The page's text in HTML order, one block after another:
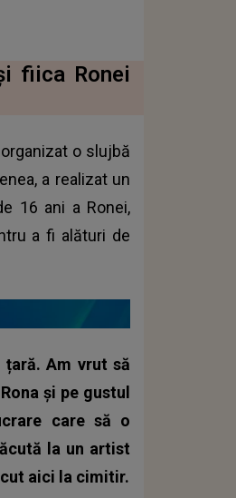
fiica Ronei
o slujbă
a realizat un
16 ani a Ronei,
a fi alături de
țară. Am vrut să
și pe gustul
care să o
la un artist
aici la cimitir.